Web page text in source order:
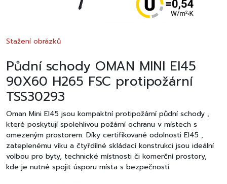
Stažení obrázků
Půdní schody OMAN MINI EI45
90X60 H265 FSC protipožární
TSS30293
Oman Mini EI45 jsou kompaktní protipožární půdní schody ,
které poskytují spolehlivou požární ochranu v místech s
omezeným prostorem. Díky certifikované odolnosti EI45 ,
zateplenému víku a čtyřdílné skládací konstrukci jsou ideální
volbou pro byty, technické místnosti či komerční prostory,
kde je nutné spojit úsporu místa s bezpečností.